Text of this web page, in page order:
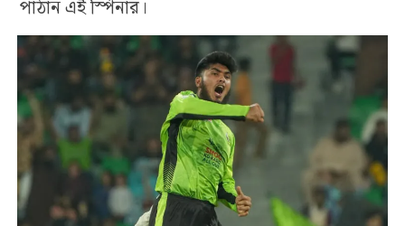
পাঠান এই স্পিনার।